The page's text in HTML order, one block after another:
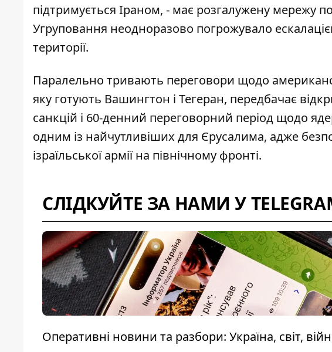
підтримується Іраном, - має розгалужену мережу
Угруповання неодноразово погрожувало
території.
Паралельно тривають переговори щодо
яку готують Вашингтон і Тегеран, передбачає
санкцій і 60-денний переговорний період щодо
одним із найчутливіших для Єрусалима, адже
ізраїльської армії на північному фронті.
СЛІДКУЙТЕ ЗА НАМИ У
Оперативні новини та разбори: Україна, світ,